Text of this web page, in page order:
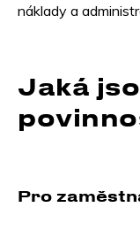
náklady a
Jaká
Pro